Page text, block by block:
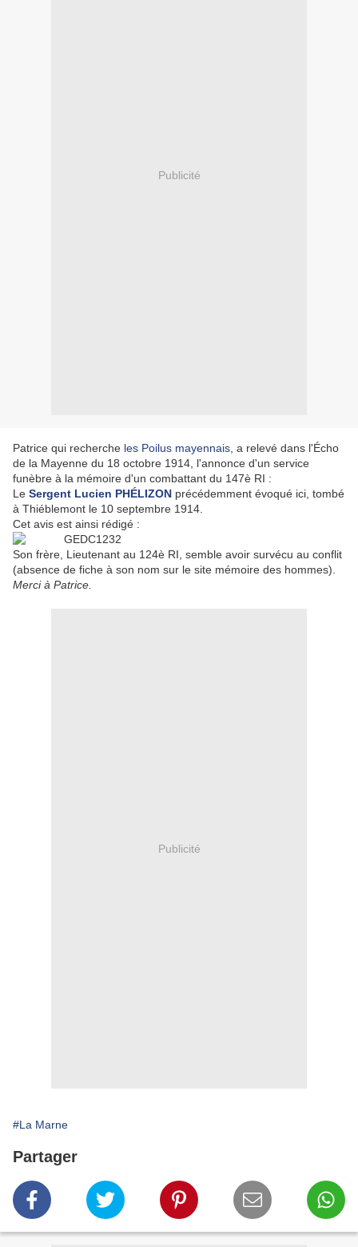
Publicité
Patrice qui recherche les Poilus mayennais , a relevé dans l'Écho
de la Mayenne du 18 octobre 1914, l'annonce d'un service
funèbre à la mémoire d'un combattant du 147è RI :
Le Sergent Lucien PHÉLIZON précédemment évoqué ici, tombé
à Thiéblemont le 10 septembre 1914.
Cet avis est ainsi rédigé :
Son frère, Lieutenant au 124è RI, semble avoir survécu au conflit
(absence de fiche à son nom sur le site mémoire des hommes).
Merci à Patrice.
Publicité
#La Marne
Partager